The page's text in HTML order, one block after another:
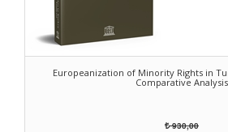
Europeanization of Minority Rights in
Comparative Analysis
930,00